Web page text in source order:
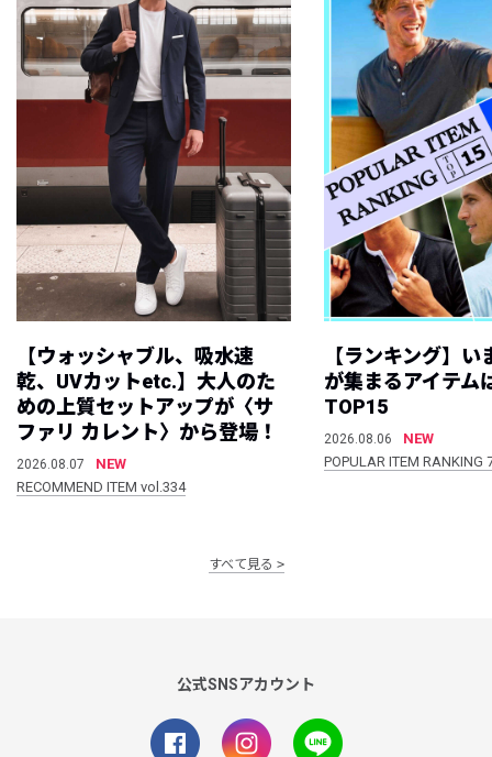
【ウォッシャブル、吸水速
乾、UVカットetc.】大人のた
めの上質セットアップが〈サ
ファリ カレント〉から登場！
2026.08.07
NEW
RECOMMEND ITEM vol.334
【ランキング】
が集まるアイテム
TOP15
2026.08.06
NEW
POPULAR ITEM
すべて見る
公式SNSアカウント